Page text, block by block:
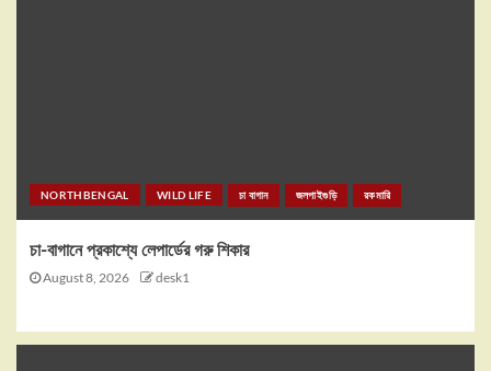
NORTHBENGAL WILD LIFE চা বাগান জলপাইগুড়ি রকমারি
চা-বাগানে প্রকাশ্যে লেপার্ডের গরু শিকার
August 8, 2026 desk1